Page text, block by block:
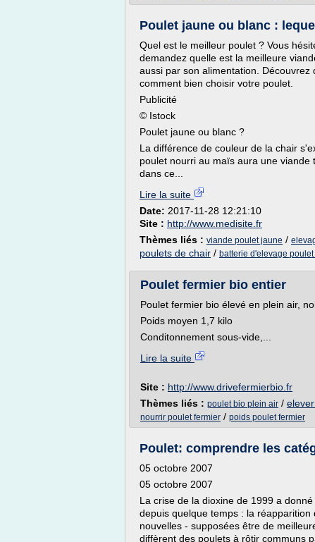
Poulet jaune ou blanc :
Quel est le meilleur poulet ? Vous
demandez quelle est la meilleure
aussi par son alimentation.
comment bien choisir votre poulet.
Publicité
© Istock
Poulet jaune ou blanc ?
La différence de couleur de la chair
poulet nourri au maïs aura une
dans ce...
Lire la suite
Date: 2017-11-28 12:21:10
Site : http://www.medisite.fr
Thèmes liés : viande poulet jaune /
poulets de chair / batterie d'elevage
Poulet fermier bio entier
Poulet fermier bio élevé en plein air,
Poids moyen 1,7 kilo
Conditonnement sous-vide,...
Lire la suite
Site : http://www.drivefermierbio.fr
Thèmes liés : poulet bio plein air /
nourrir poulet fermier / poids poulet fermier
Poulet: comprendre les
05 octobre 2007
05 octobre 2007
La crise de la dioxine de 1999 a
depuis quelque temps : la
nouvelles - supposées être de
diffèrent des poulets à rôtir communs